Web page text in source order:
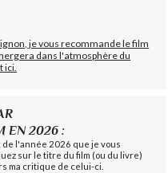
je vous recommande le film
dans l'atmosphère du
ici.
EN 2026 :
l'année 2026 que je vous
sur le titre du film (ou du livre)
ma critique de celui-ci.